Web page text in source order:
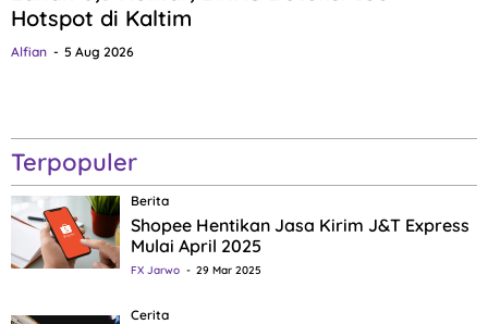
Hotspot di Kaltim
Alfian 5 Aug 2026
Terpopuler
Berita
Shopee Hentikan Jasa Kirim J&T Express
Mulai April 2025
FX Jarwo 29 Mar 2025
Cerita